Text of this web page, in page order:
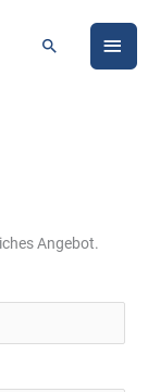
Suchen
Angebot.